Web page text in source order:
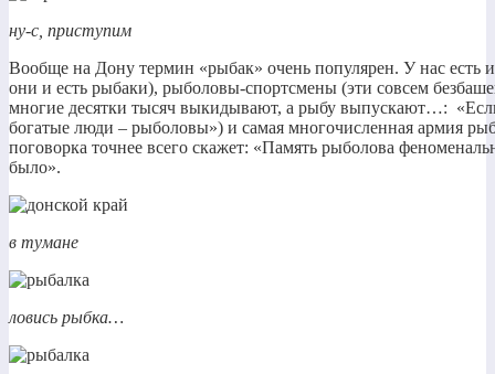
ну-с, приступим
Вообще на Дону термин «рыбак» очень популярен. У нас есть
они и есть рыбаки), рыболовы-спортсмены (эти совсем
многие десятки тысяч выкидывают, а рыбу выпускают…:
богатые люди – рыболовы») и самая многочисленная армия
поговорка точнее всего скажет: «Память рыболова
было».
в тумане
ловись рыбка…